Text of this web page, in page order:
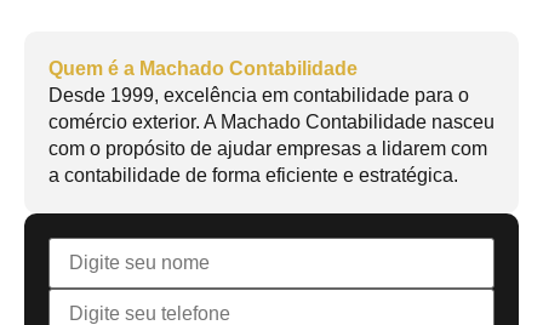
Quem é a Machado Contabilidade
Desde 1999, excelência em contabilidade para o
comércio exterior. A Machado Contabilidade nasceu
com o propósito de ajudar empresas a lidarem com
a contabilidade de forma eficiente e estratégica.